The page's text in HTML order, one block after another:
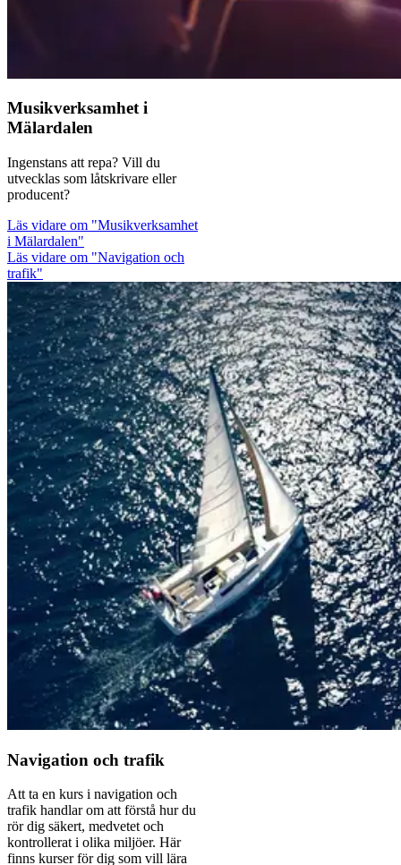
Musikverksamhet i
Mälardalen
Ingenstans att repa? Vill du
utvecklas som låtskrivare eller
producent?
Läs vidare om "Musikverksamhet
i Mälardalen"
Läs vidare om "Navigation och
trafik"
Navigation och trafik
Att ta en kurs i navigation och
trafik handlar om att förstå hur du
rör dig säkert, medvetet och
kontrollerat i olika miljöer. Här
finns kurser för dig som vill lära